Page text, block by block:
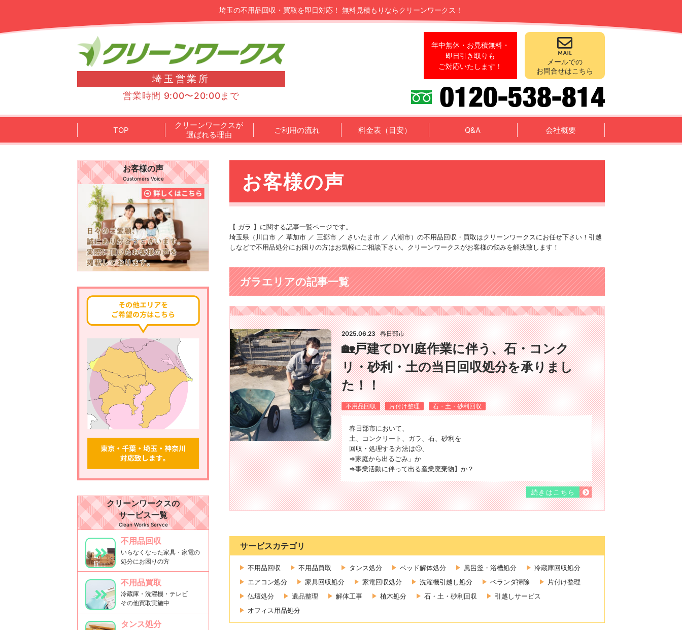
埼玉の不用品回収・買取を即日対応！ 無料見積もりならクリーンワークス！
埼玉営業所
営業時間 9:00〜20:00まで
年中無休・お見積無料・
即日引き取りも
ご対応いたします！
メールでの
お問合せはこちら
TOP
クリーンワークスが
選ばれる理由
ご利用の流れ 料金表（目安） Q&A 会社概要
お客様の声
【 ガラ 】に関する記事一覧ページです。
埼玉県（川口市 ／ 草加市 ／ 三郷市 ／ さいたま市 ／ 八潮市）の不用品回収・買取はクリーンワークスにお任せ下さい！引越
しなどで不用品処分にお困りの方はお気軽にご相談下さい。クリーンワークスがお客様の悩みを解決致します！
ガラエリアの記事一覧
2025.06.23 春日部市
🏡戸建てDYI庭作業に伴う、石・コンク
リ・砂利・土の当日回収処分を承りまし
た！！
不用品回収 片付け整理 石・土・砂利回収
春日部市において、
土、コンクリート、ガラ、石、砂利を
回収・処理する方法は🙄、
⇒家庭から出るごみ」か
⇒事業活動に伴って出る産業廃棄物】か？
続きはこちら
サービスカテゴリ
不用品回収 不用品買取 タンス処分 ベッド解体処分 風呂釜・浴槽処分
冷蔵庫回収処分
エアコン処分
家具回収処分 家電回収処分 洗濯機引越し処分 ベランダ掃除
片付け整理
仏壇処分
遺品整理 解体工事 植木処分 石・土・砂利回収
引越しサービス
オフィス用品処分
お客様の声
Customers Voice
クリーンワークスの
サービス一覧
Clean Works Servce
不用品回収
いらなくなった家具・家電の
処分にお困りの方
不用品買取
冷蔵庫・洗濯機・テレビ
その他買取実施中
タンス処分